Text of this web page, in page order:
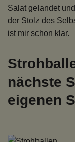
Salat gelandet
der Stolz des
ist mir schon klar.
nächste
eigenen